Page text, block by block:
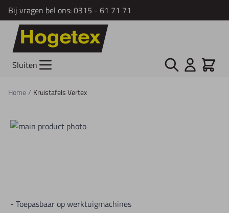
Bij vragen bel ons:0315 - 61 71 71
Ga naar de inhoud
Sluiten Zoek Cart
Home/ Kruistafels Vertex
- Toepasbaar op werktuigmachines